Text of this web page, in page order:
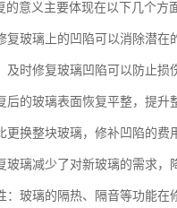
意义主要体现在以下几个方
复玻璃上的凹陷可以消除潜在
及时修复玻璃凹陷可以防止损
后的玻璃表面恢复平整，提升
更换整块玻璃，修补凹陷的费
玻璃减少了对新玻璃的需求，
：玻璃的隔热、隔音等功能在